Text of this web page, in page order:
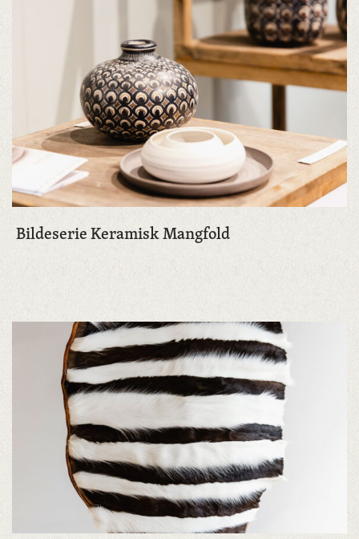
Bildeserie Keramisk Mangfold